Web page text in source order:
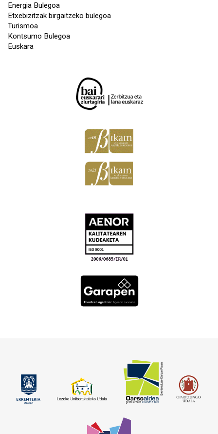
Energia Bulegoa
Etxebizitzak birgaitzeko bulegoa
Turismoa
Kontsumo Bulegoa
Euskara